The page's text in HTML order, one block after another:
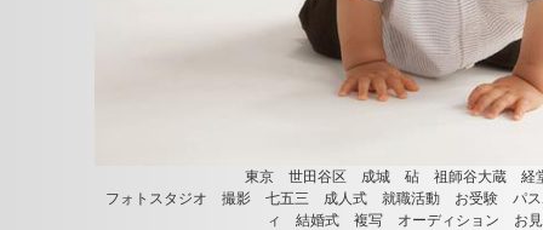
東京 世田谷区 成城 砧 祖師谷大蔵
フォトスタジオ 撮影 七五三 成人式 就職活動 お受験 パ
ィ 結婚式 複写 オーディション お